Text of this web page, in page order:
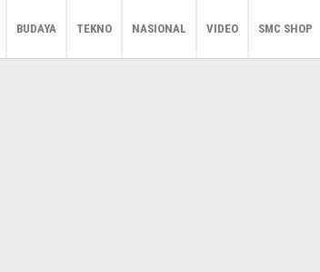
BUDAYA TEKNO NASIONAL VIDEO SMC SHOP